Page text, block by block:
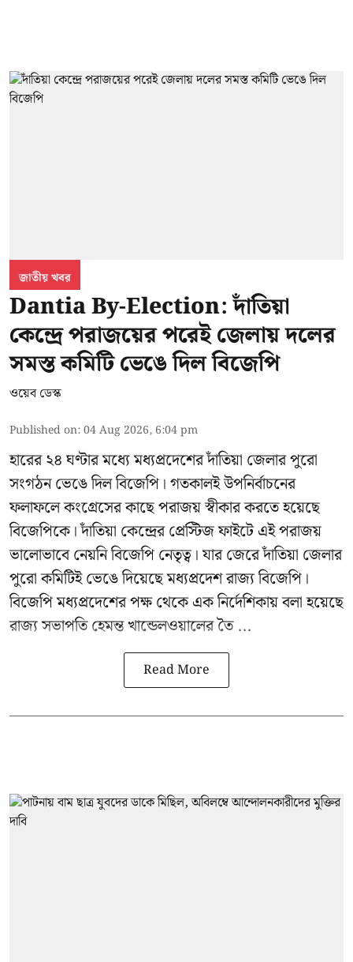
জাতীয় খবর
Dantia By-Election: দাঁতিয়া
কেন্দ্রে পরাজয়ের পরেই জেলায় দলের
সমস্ত কমিটি ভেঙে দিল বিজেপি
ওয়েব ডেস্ক
Published on:04 Aug 2026, 6:04 pm
হারের ২৪ ঘণ্টার মধ্যে মধ্যপ্রদেশের দাঁতিয়া জেলার পুরো
সংগঠন ভেঙে দিল বিজেপি। গতকালই উপনির্বাচনের
ফলাফলে কংগ্রেসের কাছে পরাজয় স্বীকার করতে হয়েছে
বিজেপিকে। দাঁতিয়া কেন্দ্রের প্রেস্টিজ ফাইটে এই পরাজয়
ভালোভাবে নেয়নি বিজেপি নেতৃত্ব। যার জেরে দাঁতিয়া জেলার
পুরো কমিটিই ভেঙে দিয়েছে মধ্যপ্রদেশ রাজ্য বিজেপি।
বিজেপি মধ্যপ্রদেশের পক্ষ থেকে এক নির্দেশিকায় বলা হয়েছে
রাজ্য সভাপতি হেমন্ত খান্ডেলওয়ালের তৈ ...
Read More